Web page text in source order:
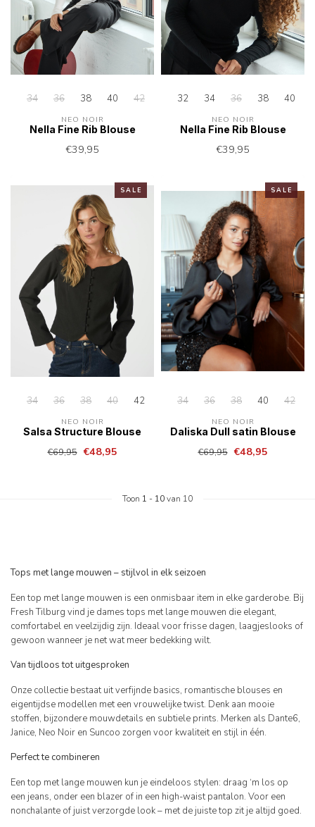
34 36 38 40 42
NEO NOIR
Nella Fine Rib Blouse
€39,95
32 34 36 38 40
NEO NOIR
Nella Fine Rib Blouse
€39,95
S A L E
34 36 38 40 42
NEO NOIR
Salsa Structure Blouse
€69,95 €48,95
S A L E
34 36 38 40 42
NEO NOIR
Daliska Dull satin Blouse
€69,95 €48,95
Toon 1 - 10van 10
Tops met lange mouwen – stijlvol in elk seizoen
Een top met lange mouwen is een onmisbaar item in elke garderobe. Bij
Fresh Tilburg vind je dames tops met lange mouwen die elegant,
comfortabel en veelzijdig zijn. Ideaal voor frisse dagen, laagjeslooks of
gewoon wanneer je net wat meer bedekking wilt.
Van tijdloos tot uitgesproken
Onze collectie bestaat uit verfijnde basics, romantische blouses en
eigentijdse modellen met een vrouwelijke twist. Denk aan mooie
stoffen, bijzondere mouwdetails en subtiele prints. Merken als Dante6,
Janice, Neo Noir en Suncoo zorgen voor kwaliteit en stijl in één.
Perfect te combineren
Een top met lange mouwen kun je eindeloos stylen: draag ‘m los op
een jeans, onder een blazer of in een high-waist pantalon. Voor een
nonchalante of juist verzorgde look – met de juiste top zit je altijd goed.